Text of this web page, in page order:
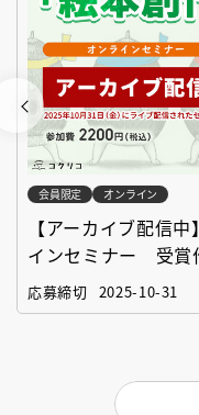
会員限定 オンライン
【アーカイブ配信
インセミナー 受賞
「絵本創作実践講座」
応募締切 2025-10-31